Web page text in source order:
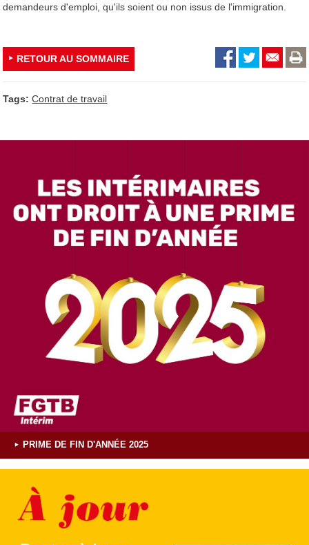
demandeurs d'emploi, qu'ils soient ou non issus de l'immigration.
RETOUR AU SOMMAIRE
Tags: Contrat de travail
PRIME DE FIN D'ANNÉE 2025